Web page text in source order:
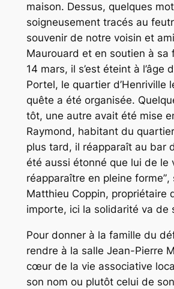
maison. Dessus, quelques
soigneusement tracés au
souvenir de notre voisin et
Maurouard et en soutien à sa
14 mars, il s’est éteint à l’âge
Portel, le quartier d’Henriville
quête a été organisée.
tôt, une autre avait été mise
Raymond, habitant du
plus tard, il réapparaît au bar
été aussi étonné que lui de le
réapparaître en pleine forme”,
Matthieu Coppin, propriétaire
importe, ici la solidarité va de
Pour donner à la famille du
rendre à la salle Jean-Pierre
cœur de la vie associative
son nom ou plutôt celui de